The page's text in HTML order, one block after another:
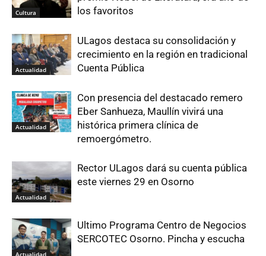
Cultura
los favoritos
Actualidad
ULagos destaca su consolidación y
crecimiento en la región en tradicional
Cuenta Pública
Actualidad
Con presencia del destacado remero
Eber Sanhueza, Maullín vivirá una
histórica primera clínica de
remoergómetro.
Actualidad
Rector ULagos dará su cuenta pública
este viernes 29 en Osorno
Actualidad
Ultimo Programa Centro de Negocios
SERCOTEC Osorno. Pincha y escucha